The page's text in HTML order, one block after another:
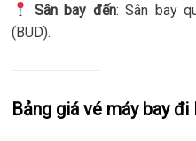
Sân bay đến: Sân bay
(BUD).
Bảng giá vé máy bay đi